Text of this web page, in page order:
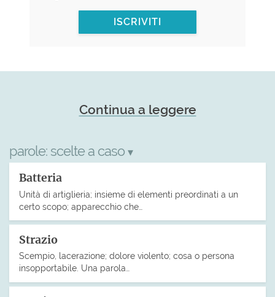
ISCRIVITI
Continua a leggere
parole: scelte a caso ▾
Batteria
Unità di artiglieria; insieme di elementi preordinati a un
certo scopo; apparecchio che…
Strazio
Scempio, lacerazione; dolore violento; cosa o persona
insopportabile. Una parola…